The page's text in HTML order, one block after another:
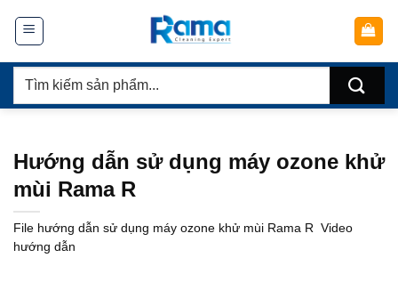
dung
Tìm
Hướng dẫn sử dụng máy ozone khử
mùi Rama R
File hướng dẫn sử dụng máy ozone khử mùi Rama R Video
hướng dẫn